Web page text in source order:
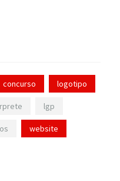
concurso logotipo
lgp
website